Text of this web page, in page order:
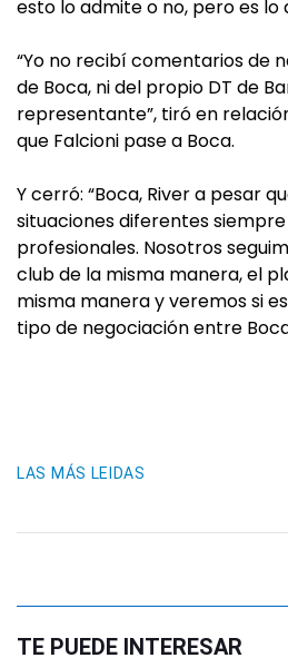
esto lo admite o no, pero es lo
“Yo no recibí comentarios de
de Boca, ni del propio DT de
representante”, tiró en
que Falcioni pase a Boca.
Y cerró: “Boca, River a pesar
situaciones diferentes
profesionales. Nosotros
club de la misma manera, el
misma manera y veremos si
tipo de negociación entre
LAS MÁS LEIDAS
TE PUEDE INTERESAR